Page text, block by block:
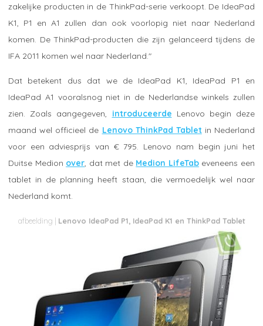
zakelijke producten in de ThinkPad-serie verkoopt. De IdeaPad
K1, P1 en A1 zullen dan ook voorlopig niet naar Nederland
komen. De ThinkPad-producten die zijn gelanceerd tijdens de
IFA 2011 komen wel naar Nederland."
Dat betekent dus dat we de IdeaPad K1, IdeaPad P1 en
IdeaPad A1 vooralsnog niet in de Nederlandse winkels zullen
zien. Zoals aangegeven, introduceerde Lenovo begin deze
maand wel officieel de Lenovo ThinkPad Tabletin Nederland
voor een adviesprijs van € 795. Lenovo nam begin juni het
Duitse Medion over , dat met de Medion LifeTabeveneens een
tablet in de planning heeft staan, die vermoedelijk wel naar
Nederland komt.
Lenovo IdeaPad P1, IdeaPad K1 en ThinkPad Tablet